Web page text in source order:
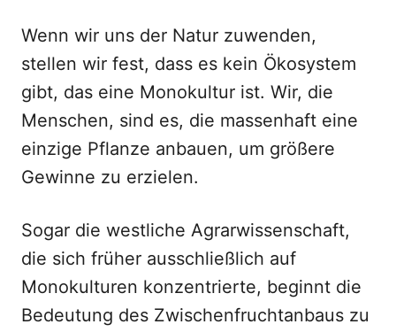
Wenn wir uns der Natur zuwenden,
stellen wir fest, dass es kein Ökosystem
gibt, das eine Monokultur ist. Wir, die
Menschen, sind es, die massenhaft eine
einzige Pflanze anbauen, um größere
Gewinne zu erzielen.
Sogar die westliche Agrarwissenschaft,
die sich früher ausschließlich auf
Monokulturen konzentrierte, beginnt die
Bedeutung des Zwischenfruchtanbaus zu